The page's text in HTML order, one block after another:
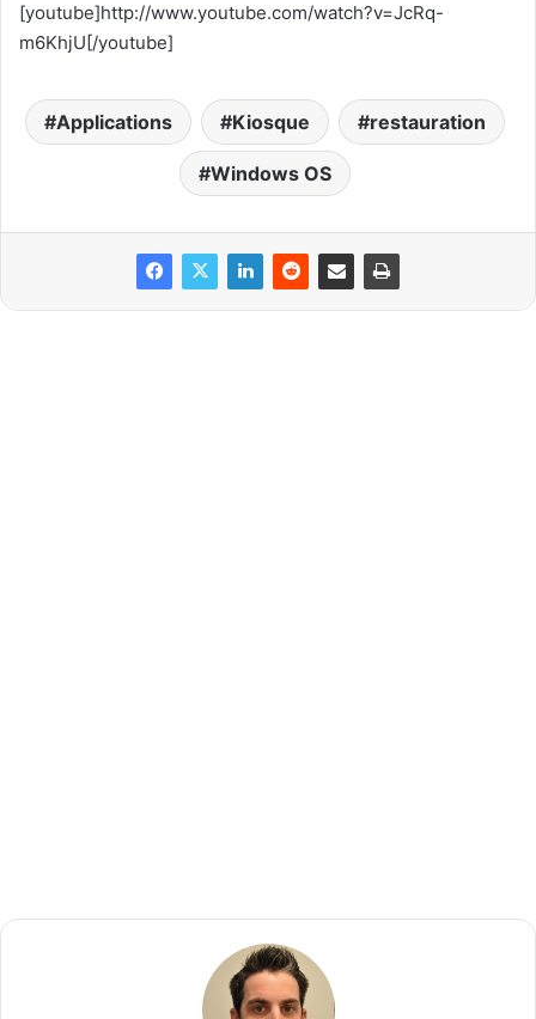
[youtube]http://www.youtube.com/watch?v=JcRq-
m6KhjU[/youtube]
Applications Kiosque restauration
Windows OS